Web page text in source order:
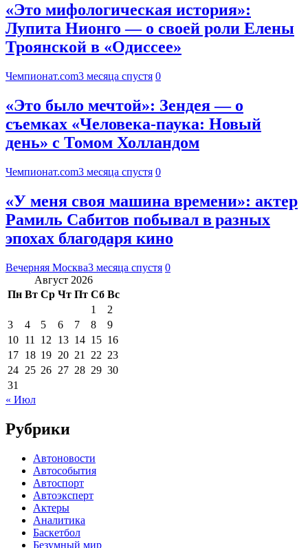
«Это мифологическая история»:
Лупита Нионго — о своей роли Елены
Троянской в «Одиссее»
Чемпионат.com3 месяца спустя 0
«Это было мечтой»: Зендея — о
съемках «Человека-паука: Новый
день» с Томом Холландом
Чемпионат.com3 месяца спустя 0
«У меня своя машина времени»: актер
Рамиль Сабитов побывал в разных
эпохах благодаря кино
Вечерняя Москва3 месяца спустя 0
Август 2026
Пн Вт Ср Чт Пт Сб Вс
1
2
3
4 5 6 7 8
9
10 11 12 13 14 15 16
17 18 19 20 21 22 23
24 25 26 27 28 29 30
31
« Июл
Рубрики
Автоновости
Автособытия
Автоспорт
Автоэксперт
Актеры
Аналитика
Баскетбол
Безумный мир